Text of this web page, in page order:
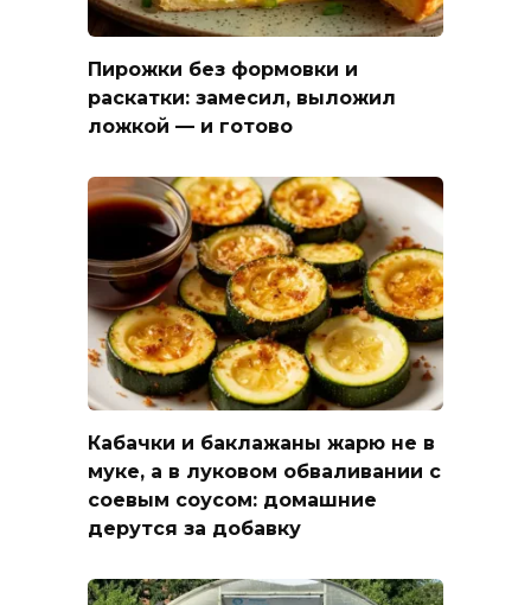
Пирожки без формовки и
раскатки: замесил, выложил
ложкой — и готово
Кабачки и баклажаны жарю не в
муке, а в луковом обваливании с
соевым соусом: домашние
дерутся за добавку